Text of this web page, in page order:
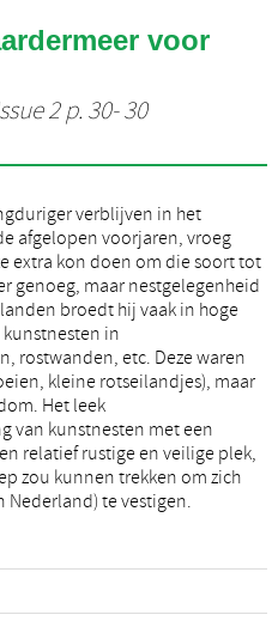
voor
2 p. 30- 30
verblijven in het
afgelopen voorjaren, vroeg
extra kon doen om die soort tot
genoeg, maar nestgelegenheid
broedt hij vaak in hoge
in
rostwanden, etc. Deze waren
kleine rotseilandjes), maar
Het leek
van kunstnesten met een
relatief rustige en veilige plek,
zou kunnen trekken om zich
Nederland) te vestigen.